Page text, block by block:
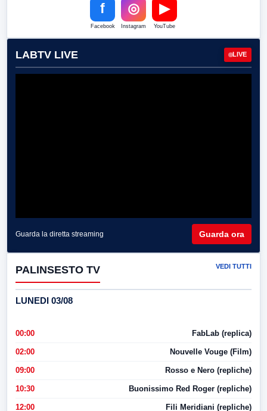
f
Facebook
◎
Instagram
▶
YouTube
LABTV LIVE LIVE
Guarda la diretta streaming Guarda ora
PALINSESTO TV VEDI TUTTI
LUNEDI 03/08
00:00 FabLab (replica)
02:00 Nouvelle Vouge (Film)
09:00 Rosso e Nero (repliche)
10:30 Buonissimo Red Roger (repliche)
12:00 Fili Meridiani (repliche)